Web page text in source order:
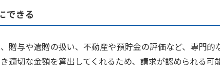
できる
贈与や遺贈の扱い、不動産や預貯金の評価など、専門的
適切な金額を算出してくれるため、請求が認められる可